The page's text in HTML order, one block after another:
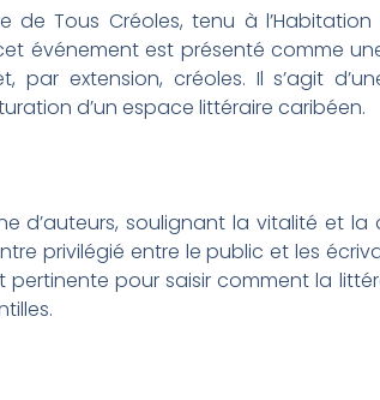
Tous Créoles, tenu à l’Habitation
événement est présenté comme
extension, créoles. Il s’agit
d’un espace littéraire caribéen.
soulignant la vitalité et la
privilégié entre le public et les
pour saisir comment la